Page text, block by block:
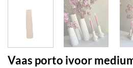
Vaas porto ivoor